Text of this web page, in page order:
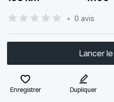
• 0 avis
Lancer
Enregistrer Dupliquer